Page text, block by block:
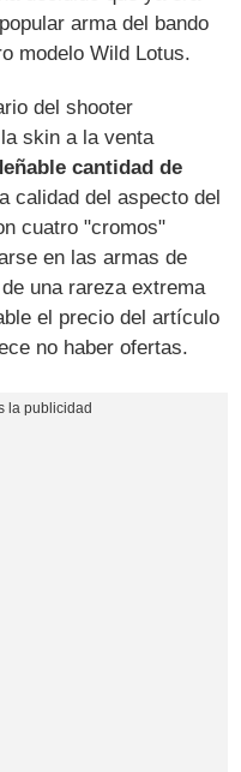
arma del bando
modelo Wild Lotus.
del shooter
skin a la venta
cantidad de
calidad del aspecto del
cuatro "cromos"
en las armas de
una rareza extrema
el precio del artículo
no haber ofertas.